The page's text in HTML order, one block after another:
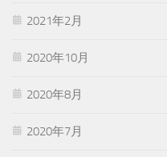
2021年2月
2020年10月
2020年8月
2020年7月